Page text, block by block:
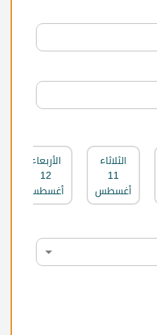
الثلاثاء
11
أغسطس
الأربعاء
12
أغسطس